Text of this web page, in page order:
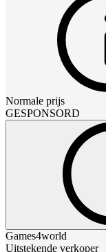
Normale prijs
GESPONSORD
Games4world
Uitstekende verkoper